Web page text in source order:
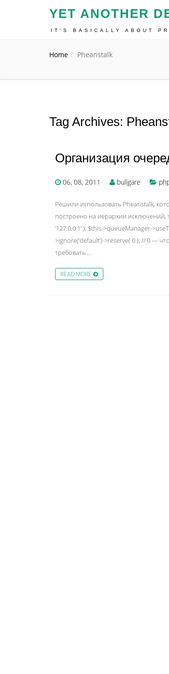
YET ANOTHER
IT'S BASICALLY ABOUT
Home Pheanstalk
Tag Archives:
Организация
06, 08, 2011 bullgare
Решили использовать Pheanstalk,
построено на иерархии исключений,
‘127.0.0.1’ ); $this->queueManager-
>ignore(‘default’)->reserve( 0 ); // 0 —
требовать …
READ MORE